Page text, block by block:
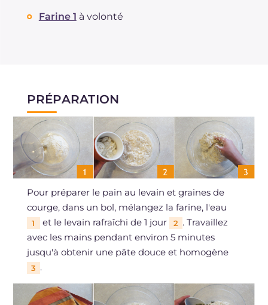
Farine 1 à volonté
PRÉPARATION
Pour préparer le pain au levain et graines de
courge, dans un bol, mélangez la farine, l'eau
1 et le levain rafraîchi de 1 jour 2 . Travaillez
avec les mains pendant environ 5 minutes
jusqu'à obtenir une pâte douce et homogène
3 .